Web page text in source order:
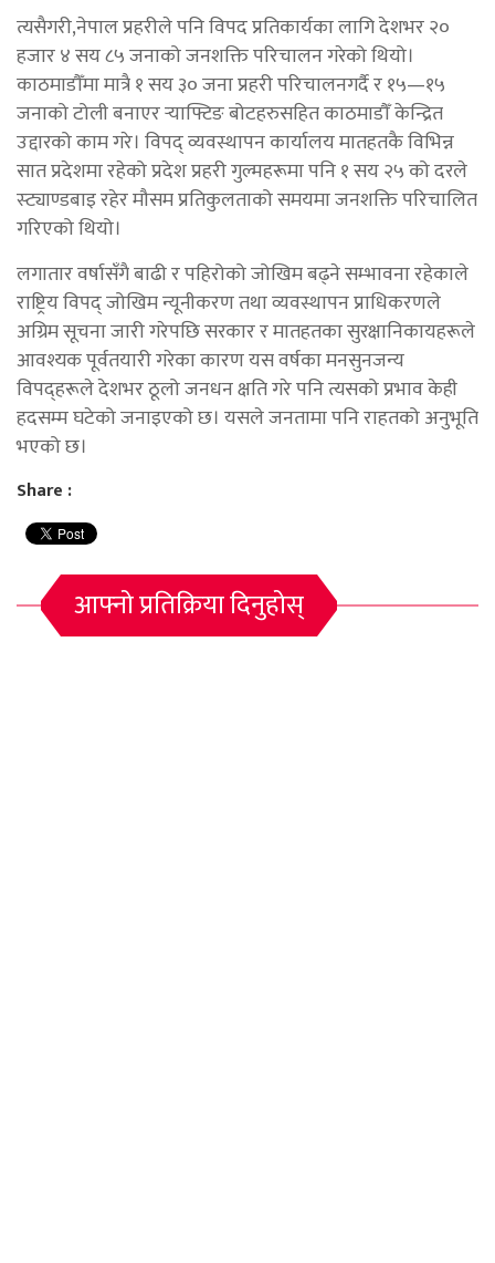
त्यसैगरी,नेपाल प्रहरीले पनि विपद प्रतिकार्यका लागि देशभर २०
हजार ४ सय ८५ जनाको जनशक्ति परिचालन गरेको थियो।
काठमाडौँमा मात्रै १ सय ३० जना प्रहरी परिचालनगर्दै र १५—१५
जनाको टोली बनाएर र्‍याफ्टिङ बोटहरुसहित काठमाडौँ केन्द्रित
उद्दारको काम गरे। विपद् व्यवस्थापन कार्यालय मातहतकै विभिन्न
सात प्रदेशमा रहेको प्रदेश प्रहरी गुल्महरूमा पनि १ सय २५ को दरले
स्ट्याण्डबाइ रहेर मौसम प्रतिकुलताको समयमा जनशक्ति परिचालित
गरिएको थियो।
लगातार वर्षासँगै बाढी र पहिरोको जोखिम बढ्ने सम्भावना रहेकाले
राष्ट्रिय विपद् जोखिम न्यूनीकरण तथा व्यवस्थापन प्राधिकरणले
अग्रिम सूचना जारी गरेपछि सरकार र मातहतका सुरक्षानिकायहरूले
आवश्यक पूर्वतयारी गरेका कारण यस वर्षका मनसुनजन्य
विपद्‌हरूले देशभर ठूलो जनधन क्षति गरे पनि त्यसको प्रभाव केही
हदसम्म घटेको जनाइएको छ। यसले जनतामा पनि राहतको अनुभूति
भएको छ।
Share :
आफ्नो प्रतिक्रिया दिनुहोस्